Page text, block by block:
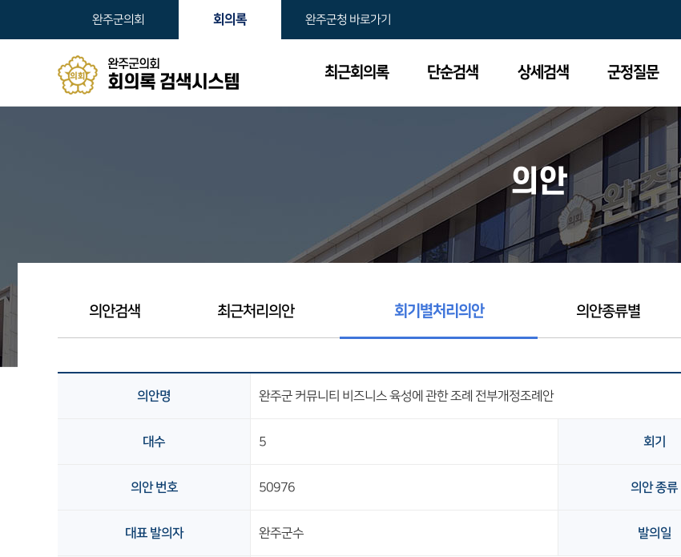
완주군의회 회의록 완주군청 바로가기
완주군의회
회의록 검색시스템 최근회의록 단순검색 상세검색 군정질문
의안
의안검색 최근처리의안 회기별처리의안 의안종류별
의안명 완주군 커뮤니티 비즈니스 육성에 관한 조례 전부개정조례안
대수 5 회기
의안 번호 50976 의안 종류
대표 발의자 완주군수 발의일